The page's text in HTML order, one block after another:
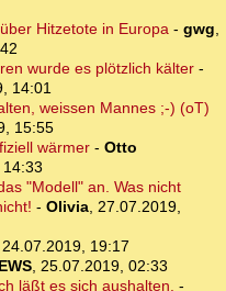
Hitzetote in Europa- gwg,
wurde es plötzlich kälter-
14:01
weissen Mannes ;-) (oT)
15:55
wärmer- Otto
"Modell" an. Was nicht
- Olivia, 27.07.2019,
24.07.2019, 19:17
, 25.07.2019, 02:33
läßt es sich aushalten. -